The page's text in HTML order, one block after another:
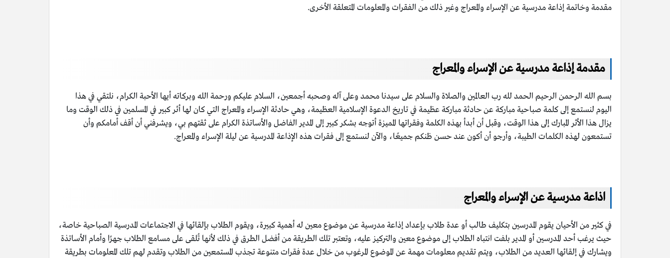
مقدمة وخاتمة إذاعة مدرسية عن الإسراء والمعراج وغير ذلك من الفقرات والمعلومات المتعلقة الأخرى.
مقدمة إذاعة مدرسية عن الإسراء والمعراج
بسم الله الرحمن الرحيم الحمد لله رب العالمين والصلاة والسلام على سيدنا محمد وعلى آله وصحبه أجمعين، السلام عليكم ورحمة الله وبركاته أيها الأحبة الكرام، نلتقي في هذا
اليوم لنستمع إلى كلمة صباحية مباركة عن حادثة مباركة عظيمة في تاريخ الدعوة الإسلامية العظيمة، وهي حادثة الإسراء والمعراج التي كان لها أثر كبير في المسلمين في ذلك الوقت وما
يزال هذا الأثر المبارك إلى هذا الوقت، وقبل أن أبدأ بهذه الكلمة وفقراتها المميزة أتوجه بشكر كبير إلى المدير الفاضل والأساتذة الكرام على ثقتهم بي، ويشرفني أن أقف أمامكم وأن
تستمعون لهذه الكلمات الطيبة، وأرجو أن أكون عند حسن ظنكم جميعًا، والآن لنستمع إلى فقرات هذه الإذاعة المدرسية عن ليلة الإسراء والمعراج.
اذاعة مدرسية عن الإسراء والمعراج
في كثير من الأحيان يقوم المدرسين بتكليف طالب أو عدة طلاب بإعداد إذاعة مدرسية عن موضوع معين له أهمية كبيرة، ويقوم الطلاب بإلقائها في الاجتماعات المدرسية الصباحية خاصة،
حيث يرغب أحد المدرسين أو المدير بلفت انتباه الطلاب إلى موضوع معين والتركيز عليه، وتعتبر تلك الطريقة من أفضل الطرق في ذلك لأنها تُلقى على مسامع الطلاب جهرًا وأمام الأساتذة
ويشارك في إلقائها العديد من الطلاب، ويتم تقديم معلومات مهمة عن الموضوع المرغوب من خلال عدة فقرات متنوعة تجذب المستمعين من الطلاب وتقدم لهم تلك المعلومات بطريقة